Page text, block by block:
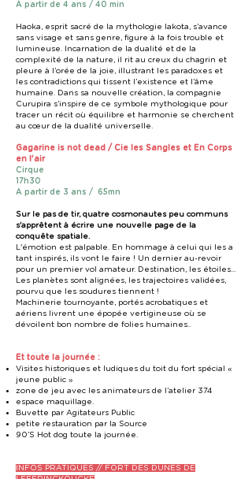
À partir de 4 ans / 40 min
Haoka, esprit sacré de la mythologie lakota, s’avance
sans visage et sans genre, figure à la fois trouble et
lumineuse. Incarnation de la dualité et de la
complexité de la nature, il rit au creux du chagrin et
pleure à l’orée de la joie, illustrant les paradoxes et
les contradictions qui tissent l’existence et l’âme
humaine. Dans sa nouvelle création, la compagnie
Curupira s’inspire de ce symbole mythologique pour
tracer un récit où équilibre et harmonie se cherchent
au cœur de la dualité universelle.
Gagarine is not dead / Cie les Sangles et En Corps
en l’air
Cirque
17h30
A partir de 3 ans / 65mn
Sur le pas de tir, quatre cosmonautes peu communs
s'apprêtent à écrire une nouvelle page de la
conquête spatiale.
L'émotion est palpable. En hommage à celui qui les a
tant inspirés, ils vont le faire ! Un dernier au-revoir
pour un premier vol amateur. Destination, les étoiles...
Les planètes sont alignées, les trajectoires validées,
pourvu que les soudures tiennent !
Machinerie tournoyante, portés acrobatiques et
aériens livrent une épopée vertigineuse où se
dévoilent bon nombre de folies humaines..
Et toute la journée :
Visites historiques et ludiques du toit du fort spécial «
jeune public »
zone de jeu avec les animateurs de l’atelier 374
espace maquillage.
Buvette par Agitateurs Public
petite restauration par la Source
90’S Hot dog toute la journée.
INFOS PRATIQUES // FORT DES DUNES DE